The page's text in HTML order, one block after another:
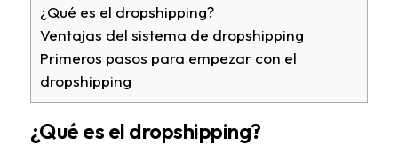
¿Qué es el dropshipping?
Ventajas del sistema de dropshipping
Primeros pasos para empezar con el
dropshipping
¿Qué es el dropshipping?